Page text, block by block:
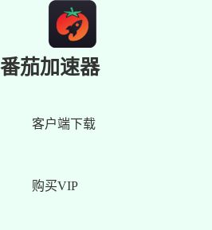
番茄加速器
客户端下载
购买VIP